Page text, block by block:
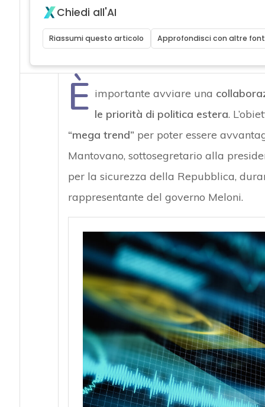
Chiedi all'AI
Riassumi questo articolo Approfondisci con altre
È importante avviare una
le priorità di politica estera.
“mega trend” per poter essere
Mantovano, sottosegretario alla
per la sicurezza della Repubblica,
rappresentante del governo Meloni.